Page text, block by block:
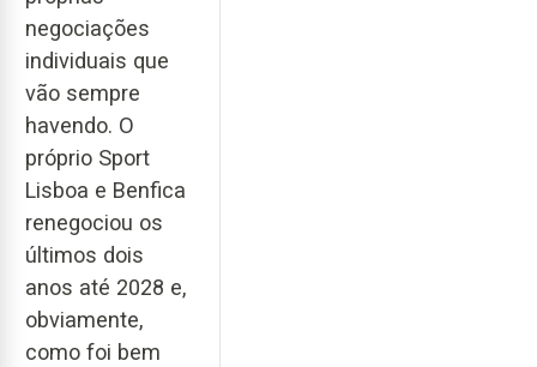
negociações
individuais que
vão sempre
havendo. O
próprio Sport
Lisboa e Benfica
renegociou os
últimos dois
anos até 2028 e,
obviamente,
como foi bem